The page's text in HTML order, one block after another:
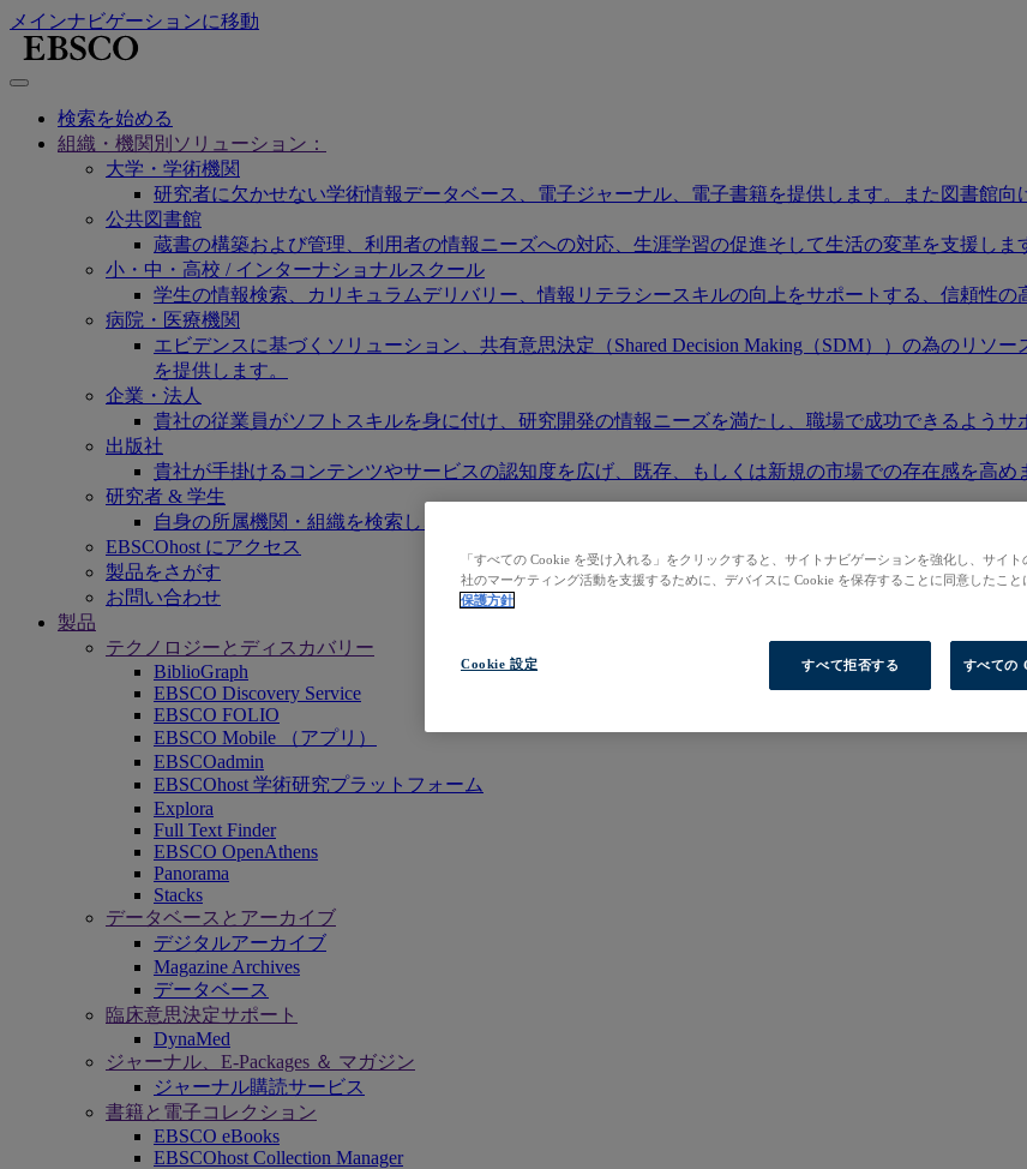
メインナビゲーションに移動
検索を始める
組織・機関別ソリューション：
大学・学術機関
研究者に欠かせない学術情報データベース、電子ジャーナル、電子書籍を提供します。また図書館向
公共図書館
蔵書の構築および管理、利用者の情報ニーズへの対応、生涯学習の促進そして生活の変革を支援しま
小・中・高校 / インターナショナルスクール
学生の情報検索、カリキュラムデリバリー、情報リテラシースキルの向上をサポートする、信頼性の
病院・医療機関
エビデンスに基づくソリューション、共有意思決定（Shared Decision Making（SDM））の為のリソ
を提供します。
企業・法人
貴社の従業員がソフトスキルを身に付け、研究開発の情報ニーズを満たし、職場で成功できるようサ
出版社
貴社が手掛けるコンテンツやサービスの認知度を広げ、既存、もしくは新規の市場での存在感を高め
研究者 & 学生
自身の所属機関・組織を検索し、ご契約の弊社製品にアクセスし検索を始めましょう。
EBSCOhost にアクセス
製品をさがす
お問い合わせ
製品
テクノロジーとディスカバリー
BiblioGraph
EBSCO Discovery Service
EBSCO FOLIO
EBSCO Mobile （アプリ）
EBSCOadmin
EBSCOhost 学術研究プラットフォーム
Explora
Full Text Finder
EBSCO OpenAthens
Panorama
Stacks
データベースとアーカイブ
デジタルアーカイブ
Magazine Archives
データベース
臨床意思決定サポート
DynaMed
ジャーナル、E-Packages ＆ マガジン
ジャーナル購読サービス
書籍と電子コレクション
EBSCO eBooks
EBSCOhost Collection Manager
「すべての Cookie を受け入れる」をクリックすると、サイトナビゲーションを強化し、サイ
社のマーケティング活動を支援するために、デバイスに Cookie を保存することに同意したこと
保護方針
Cookie 設定 すべて拒否する すべての